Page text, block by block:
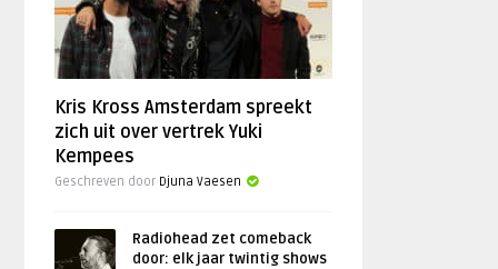
Kris Kross Amsterdam spreekt
zich uit over vertrek Yuki
Kempees
Geschreven door Djuna Vaesen
Radiohead zet comeback
door: elk jaar twintig shows